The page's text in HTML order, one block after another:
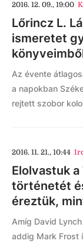
2016. 12. 09., 19:00
Lőrincz L.
ismeretet
Az évente
a napokban
rejtett szobor
2016. 11. 21., 10:44
Elolvastuk
történetét
éreztük,
Amíg David
addig Mark Frost